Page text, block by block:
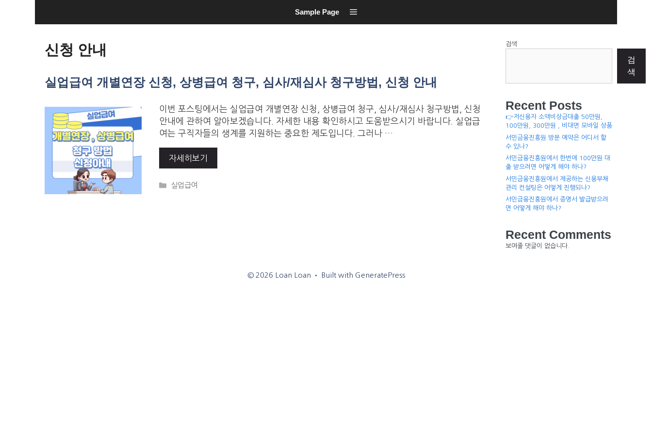
Sample Page
신청 안내
실업급여 개별연장 신청, 상병급여 청구, 심사/재심사 청구방법, 신청 안내
이번 포스팅에서는 실업급여 개별연장 신청, 상병급여 청구, 심사/재심사 청구방법, 신청
안내에 관하여 알아보겠습니다. 자세한 내용 확인하시고 도움받으시기 바랍니다. 실업급
여는 구직자들의 생계를 지원하는 중요한 제도입니다. 그러나 …
자세히보기
Categories
실업급여
검색
검
색
Recent Posts
👉저신용자 소액비상금대출 50만원,
100만원, 300만원 , 비대면 모바일 상품
서민금융진흥원 방문 예약은 어디서 할
수 있나?
서민금융진흥원에서 한번에 100만원 대
출 받으려면 어떻게 해야 하나?
서민금융진흥원에서 제공하는 신용부채
관리 컨설팅은 어떻게 진행되나?
서민금융진흥원에서 증명서 발급받으려
면 어떻게 해야 하나?
Recent Comments
보여줄 댓글이 없습니다.
© 2026 Loan Loan • Built with GeneratePress